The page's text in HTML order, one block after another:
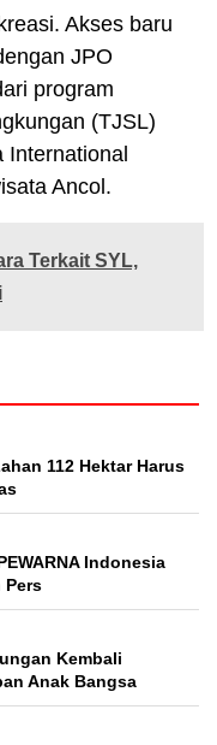
Akses baru
JPO
program
(TJSL)
International
Ancol.
Terkait SYL,
112 Hektar Harus
Indonesia
Pers
Kembali
Anak Bangsa